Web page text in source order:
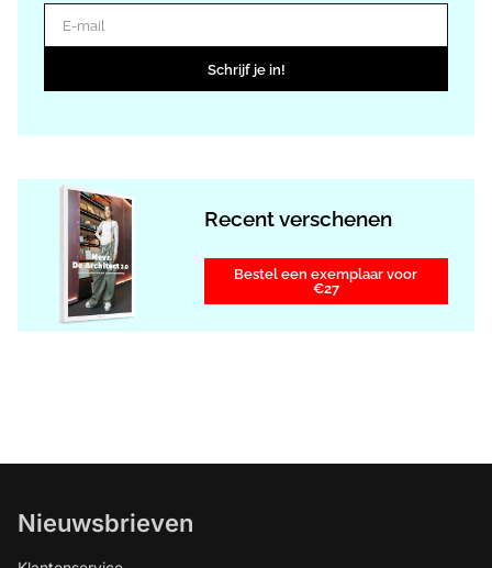
E-mail
Schrijf je in!
Recent verschenen
Bestel een exemplaar voor
€27
Nieuwsbrieven